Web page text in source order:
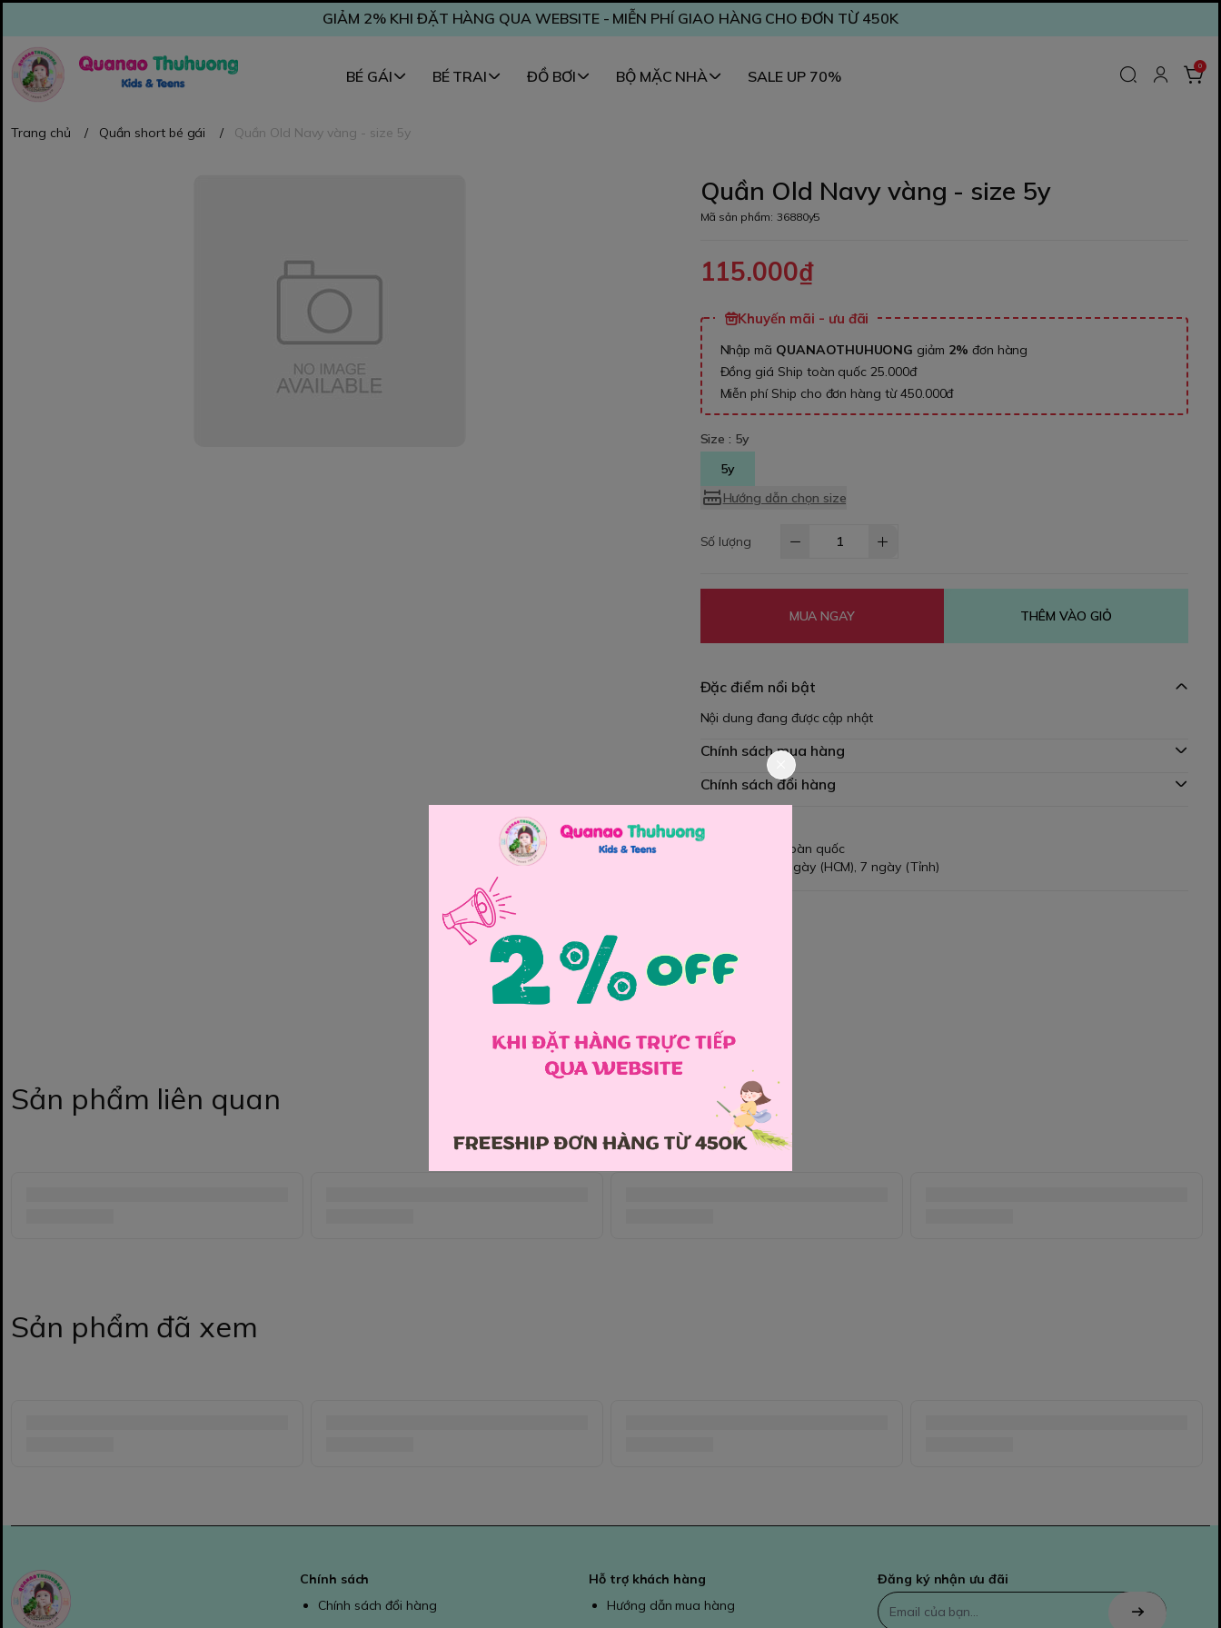
GIẢM 2% KHI ĐẶT HÀNG QUA WEBSITE - MIỄN PHÍ GIAO HÀNG CHO ĐƠN TỪ 450K
BÉ GÁI BÉ TRAI ĐỒ BƠI BỘ MẶC NHÀ SALE UP 70%
0
Trang chủ / Quần short bé gái / Quần Old Navy vàng - size 5y
Quần Old Navy vàng - size 5y
Mã sản phẩm: 36880y5
115.000₫
Khuyến mãi - ưu đãi
Nhập mã QUANAOTHUHUONG giảm 2% đơn hàng
Đồng giá Ship toàn quốc 25.000đ
Miễn phí Ship cho đơn hàng từ 450.000đ
Size : 5y
5y
Hướng dẫn chọn size
Số lượng
MUA NGAY THÊM VÀO GIỎ
Đặc điểm nổi bật
Nội dung đang được cập nhật
Chính sách mua hàng
Chính sách đổi hàng
Giao hàng toàn quốc
Đổi hàng 3 ngày (HCM), 7 ngày (Tỉnh)
Sản phẩm liên quan
Sản phẩm đã xem
Chính sách
Chính sách đổi hàng
Hỗ trợ khách hàng
Hướng dẫn mua hàng
Đăng ký nhận ưu đãi